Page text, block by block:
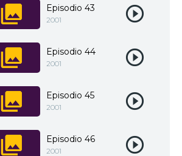
Episodio 43
2001
Episodio 44
2001
Episodio 45
2001
Episodio 46
2001